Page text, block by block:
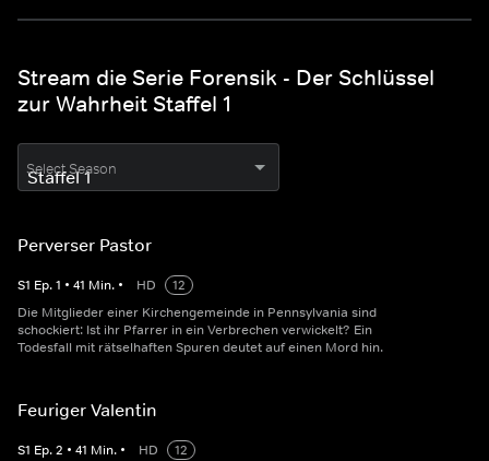
Stream die Serie Forensik - Der Schlüssel
zur Wahrheit Staffel 1
Select Season
Perverser Pastor
S1 Ep.1 • 41 Min. • HD
12
Die Mitglieder einer Kirchengemeinde in Pennsylvania sind
schockiert: Ist ihr Pfarrer in ein Verbrechen verwickelt? Ein
Todesfall mit rätselhaften Spuren deutet auf einen Mord hin.
Feuriger Valentin
S1 Ep.2 • 41 Min. • HD
12